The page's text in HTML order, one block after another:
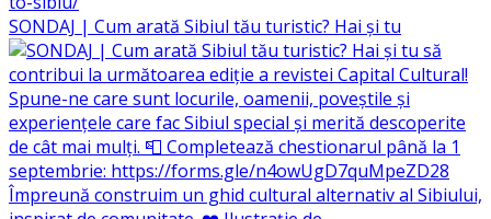
SONDAJ | Cum arată Sibiul tău turistic? Hai și tu